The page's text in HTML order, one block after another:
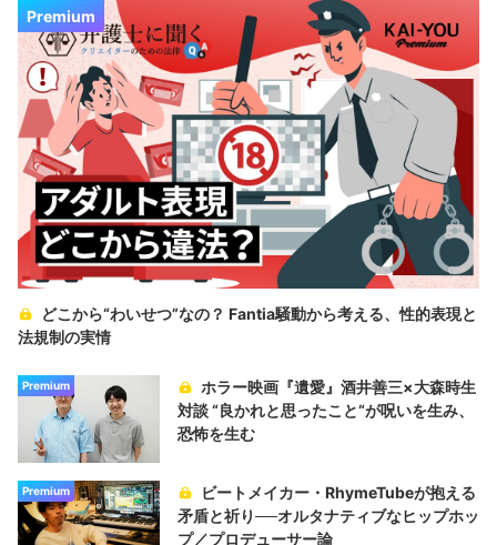
Premium
どこから“わいせつ”なの？ Fantia騒動から考える、性的表現と
法規制の実情
Premium
ホラー映画『遺愛』酒井善三×大森時生
対談 “良かれと思ったこと“が呪いを生み、
恐怖を生む
Premium
ビートメイカー・RhymeTubeが抱える
矛盾と祈り──オルタナティブなヒップホッ
プ／プロデューサー論